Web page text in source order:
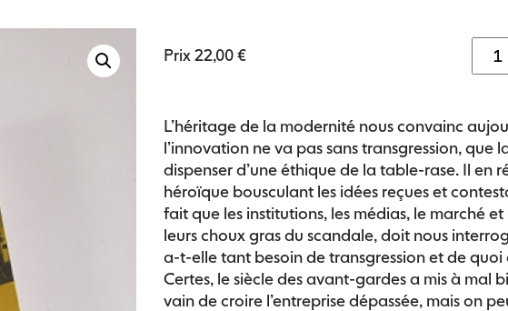
Prix22,00€
en
-
Ed
&
L’héritage de la modernité nous convainc
l’innovation ne va pas sans transgression, que
dispenser d’une éthique de la table-rase. Il en
héroïque bousculant les idées reçues et
fait que les institutions, les médias, le marché
leurs choux gras du scandale, doit nous
a-t-elle tant besoin de transgression et de quoi
Certes, le siècle des avant-gardes a mis à mal
vain de croire l’entreprise dépassée, mais on